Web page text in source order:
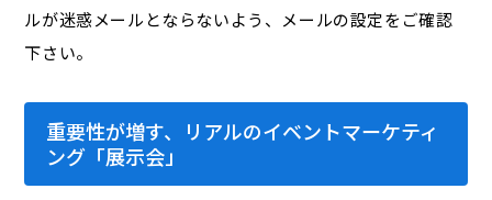
ルが迷惑メールとならないよう、メールの設定をご確認
下さい。
重要性が増す、リアルのイベントマーケティ
ング「展示会」